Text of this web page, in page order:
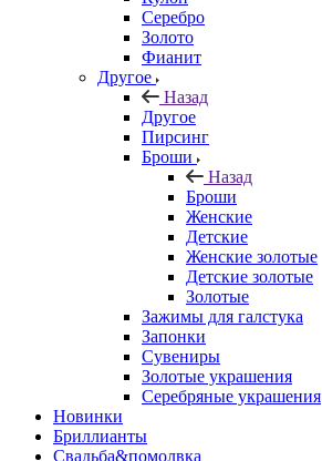
Серебро
Золото
Фианит
Другое
Назад
Другое
Пирсинг
Броши
Назад
Броши
Женские
Детские
Женские золотые
Детские золотые
Золотые
Зажимы для галстука
Запонки
Сувениры
Золотые украшения
Серебряные украшения
Новинки
Бриллианты
Свадьба&помолвка